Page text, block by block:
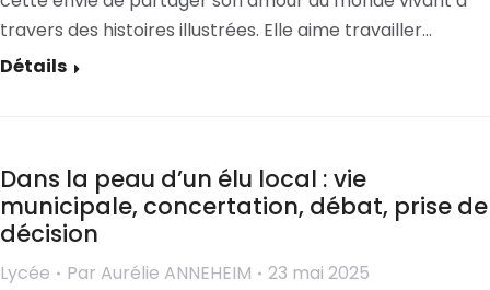
travers des histoires illustrées. Elle aime travailler…
Détails
Dans la peau d’un élu local : vie
municipale, concertation, débat, prise de
décision
Lycée Par Aurélie ANNEHEIM
23 mai 2025